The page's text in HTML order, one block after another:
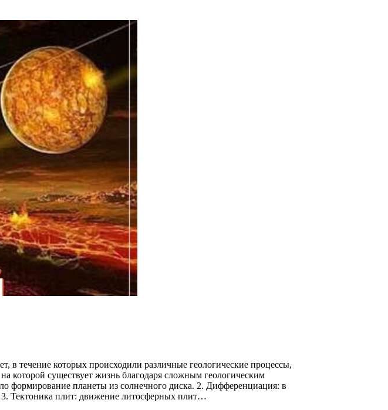
в течение которых происходили различные геологические процессы,
существует жизнь благодаря сложным геологическим
формирование планеты из солнечного диска. 2. Дифференциация: в
3. Тектоника плит: движение литосферных плит…